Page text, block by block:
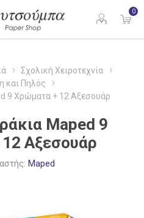
0
Σχολική Χειροτεχνία
και Πηλός
9 Χρώματα + 12 Αξεσουάρ
Maped 9
Αξεσουάρ
Maped